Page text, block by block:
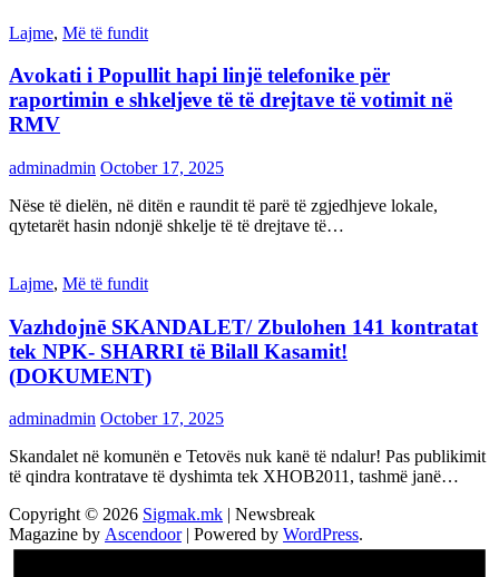
Lajme, Më të fundit
Avokati i Popullit hapi linjë telefonike për
raportimin e shkeljeve të të drejtave të votimit në
RMV
adminadmin October 17, 2025
Nëse të dielën, në ditën e raundit të parë të zgjedhjeve lokale,
qytetarët hasin ndonjë shkelje të të drejtave të…
Lajme, Më të fundit
Vazhdojnē SKANDALET/ Zbulohen 141 kontratat
tek NPK- SHARRI të Bilall Kasamit!
(DOKUMENT)
adminadmin October 17, 2025
Skandalet në komunën e Tetovës nuk kanë të ndalur! Pas publikimit
të qindra kontratave të dyshimta tek XHOB2011, tashmë janë…
Copyright © 2026 Sigmak.mk | Newsbreak
Magazine by Ascendoor| Powered by WordPress.